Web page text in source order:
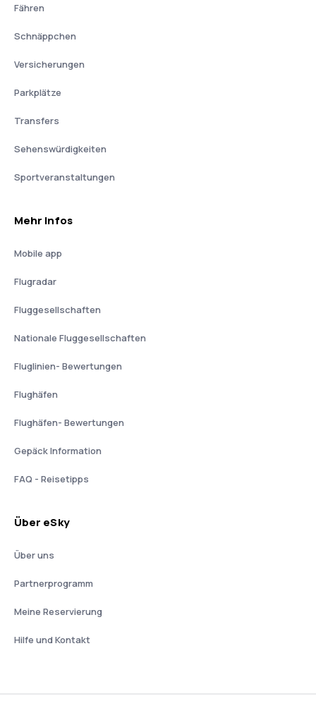
Fähren
Schnäppchen
Versicherungen
Parkplätze
Transfers
Sehenswürdigkeiten
Sportveranstaltungen
Mehr Infos
Mobile app
Flugradar
Fluggesellschaften
Nationale Fluggesellschaften
Fluglinien- Bewertungen
Flughäfen
Flughäfen- Bewertungen
Gepäck Information
FAQ - Reisetipps
Über eSky
Über uns
Partnerprogramm
Meine Reservierung
Hilfe und Kontakt